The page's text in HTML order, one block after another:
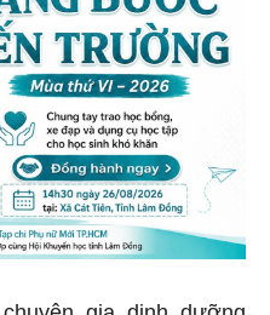
gia dinh dưỡng